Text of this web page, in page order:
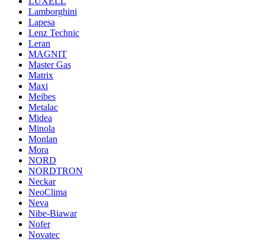
Lamborghini
Lapesa
Lenz Technic
Leran
MAGNIT
Master Gas
Matrix
Maxi
Meibes
Metalac
Midea
Minola
Monlan
Mora
NORD
NORDTRON
Neckar
NeoClima
Neva
Nibe-Biawar
Nofer
Novatec